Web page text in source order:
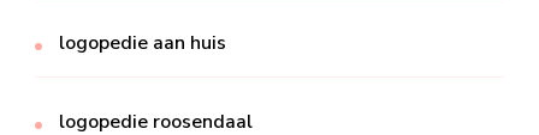
logopedie aan huis
logopedie roosendaal